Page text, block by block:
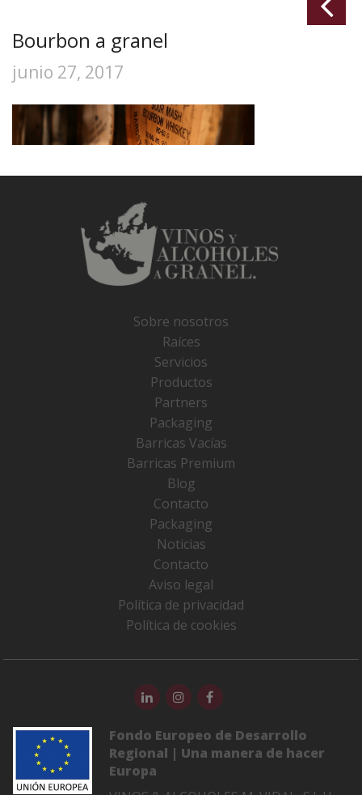
Bourbon a granel
junio 27, 2017
Sobre nosotros
Raíces
Servicios
Productos
Partners
Packaging
Barricas Vacías
Barricas Premium
Blog
Contacto
Packaging
Noticias
Contacto
Aviso legal
Política de privacidad
Política de cookies
Fondo Europeo de Desarrollo
Regional | Una manera de hacer
Europa